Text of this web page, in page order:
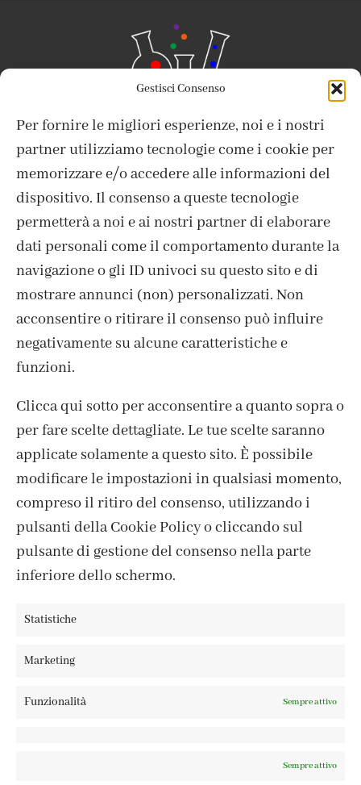
Gestisci Consenso
Per fornire le migliori esperienze, noi e i nostri
partner utilizziamo tecnologie come i cookie per
memorizzare e/o accedere alle informazioni del
dispositivo. Il consenso a queste tecnologie
permetterà a noi e ai nostri partner di elaborare
dati personali come il comportamento durante la
navigazione o gli ID univoci su questo sito e di
mostrare annunci (non) personalizzati. Non
acconsentire o ritirare il consenso può influire
negativamente su alcune caratteristiche e
funzioni.
Clicca qui sotto per acconsentire a quanto sopra o
per fare scelte dettagliate. Le tue scelte saranno
applicate solamente a questo sito. È possibile
modificare le impostazioni in qualsiasi momento,
compreso il ritiro del consenso, utilizzando i
pulsanti della Cookie Policy o cliccando sul
pulsante di gestione del consenso nella parte
inferiore dello schermo.
Statistiche
Marketing
Funzionalità Sempre attivo
Sempre attivo
ISCRIVITI ALLA NEWSLETTER
CONTATTI
IL MIO ACCOUNT
PRIVACY POLICY
TERMINI E CONDIZIONI
FABBRICA DEL COLORE, VIA TAGLIAMENTO 13, 23900 LECCO
– ©ABRALUX SRL P.IVA 01504540137 | DESIGN BY